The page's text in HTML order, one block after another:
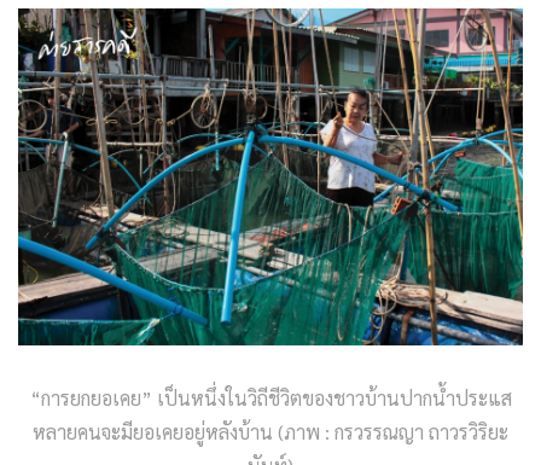
“การยกยอเคย” เป็นหนึ่งในวิถีชีวิตของชาวบ้านปากน้ำประแส
หลายคนจะมียอเคยอยู่หลังบ้าน (ภาพ : กรวรรณญา ถาวรวิริยะ